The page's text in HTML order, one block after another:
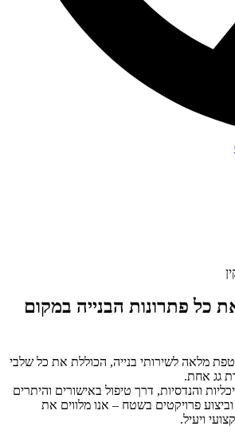
כל פתרונות הבנייה במקום
מלאה לשירותי בנייה, הכוללת את כל שלבי
גג אחת.
והנדסיות, דרך טיפול באישורים והיתרים
וביצוע פרויקטים בשטח – אנו מלווים את
ויעיל.